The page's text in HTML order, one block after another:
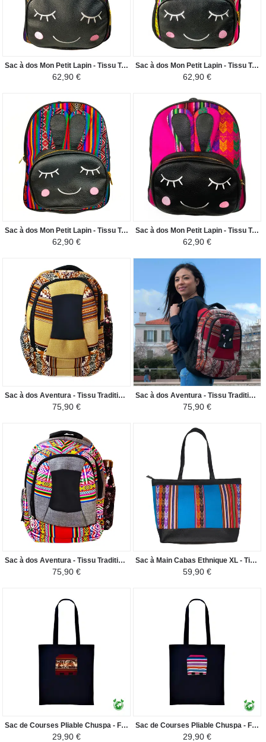
Sac à dos Mon Petit Lapin - Tissu Traditionnel Péruvien Vitelotte - Violet / Noir
62,90 €
Sac à dos Mon Petit Lapin - Tissu Traditionnel Amazonie Péruvienne - Blanc et Coloré / Noir
62,90 €
Sac à dos Mon Petit Lapin - Tissu Traditionnel Amazonie Péruvienne - Vert et Coloré / Noir
62,90 €
Sac à dos Mon Petit Lapin - Tissu Traditionnel Péruvien Flor de la Cantuta - Fuchsia Coloré / Noir
62,90 €
Sac à dos Aventura - Tissu Traditionnel Péruvien Huacachina - Beige Clair/Nuance Marron
75,90 €
Sac à dos Aventura - Tissu Traditionnel Péruvien Vinicunca - Bordeaux
75,90 €
Sac à dos Aventura - Tissu Traditionnel Péruvien Ayacucho - Gris Clair
75,90 €
Sac à Main Cabas Ethnique XL - Tissu Péruvien - Bleu Ciel Coloré
59,90 €
Sac de Courses Pliable Chuspa - Fourre-tout en Toile Péruvienne - Bordeaux
29,90 €
Sac de Courses Pliable Chuspa - Fourre-tout en Toile Péruvienne - Nuances Roses et Bleu Ciel
29,90 €